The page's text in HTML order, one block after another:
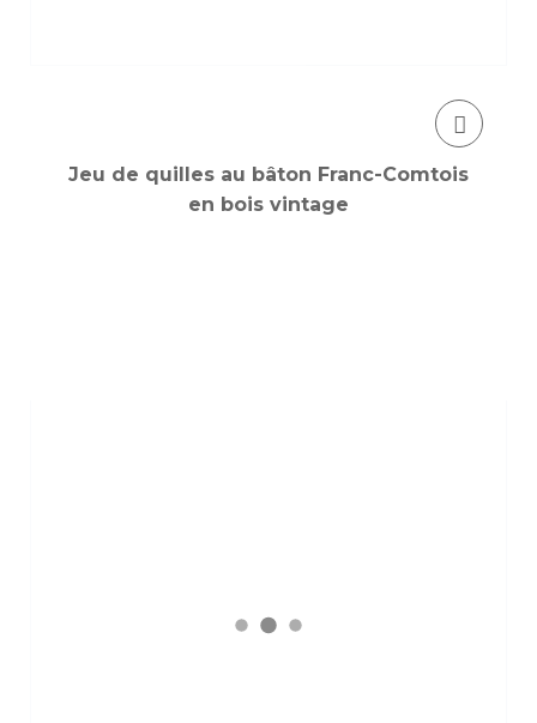
Jeu de quilles au bâton Franc-Comtois
en bois vintage